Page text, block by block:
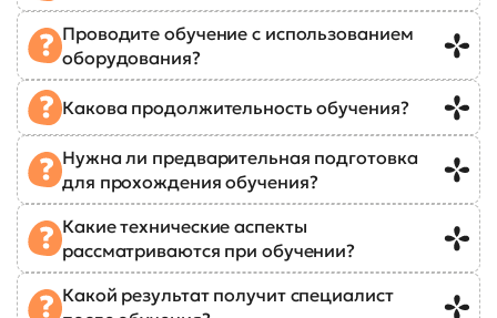
Проводите обучение с использованием
оборудования?
Какова продолжительность обучения?
Нужна ли предварительная подготовка
для прохождения обучения?
Какие технические аспекты
рассматриваются при обучении?
Какой результат получит специалист